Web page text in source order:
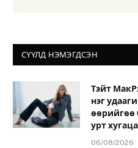
СҮҮЛД НЭМЭГДСЭН
Тэйт
нэг
өөрийгөө
урт
06/08/2026